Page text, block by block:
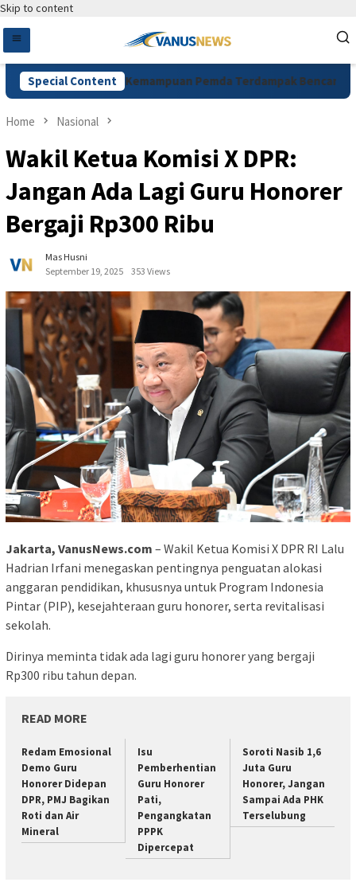
Skip to content
Special Content
Rendahnya Kemampuan Pemda Terdampak Bencana, Alex
Home Nasional
Wakil Ketua Komisi X DPR:
Jangan Ada Lagi Guru Honorer
Bergaji Rp300 Ribu
Mas Husni
September 19, 2025
353 Views
Jakarta, VanusNews.com – Wakil Ketua Komisi X DPR RI Lalu
Hadrian Irfani menegaskan pentingnya penguatan alokasi
anggaran pendidikan, khususnya untuk Program Indonesia
Pintar (PIP), kesejahteraan guru honorer, serta revitalisasi
sekolah.
Dirinya meminta tidak ada lagi guru honorer yang bergaji
Rp300 ribu tahun depan.
READ MORE
Redam Emosional
Demo Guru
Honorer Didepan
DPR, PMJ Bagikan
Roti dan Air
Mineral
Isu
Pemberhentian
Guru Honorer
Pati,
Pengangkatan
PPPK
Dipercepat
Soroti Nasib 1,6
Juta Guru
Honorer, Jangan
Sampai Ada PHK
Terselubung